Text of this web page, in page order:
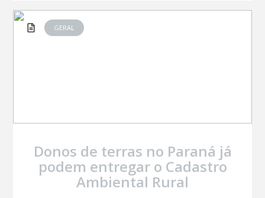
GERAL
Donos de terras no Paraná já
podem entregar o Cadastro
Ambiental Rural